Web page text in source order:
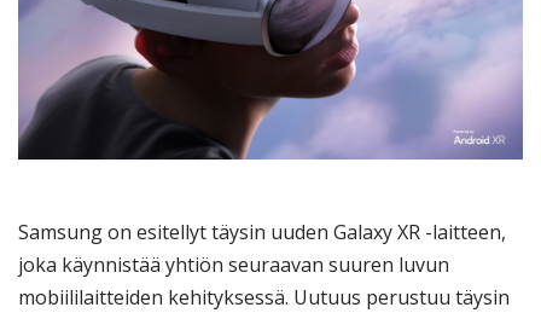
Samsung on esitellyt täysin uuden Galaxy XR -laitteen,
joka käynnistää yhtiön seuraavan suuren luvun
mobiililaitteiden kehityksessä. Uutuus perustuu täysin